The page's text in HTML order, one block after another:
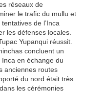
réseaux de
le trafic du mullu et
de l’Inca
les défenses locales.
Yupanqui réussit.
concluent un
en échange du
anciennes routes
du nord était très
les cérémonies